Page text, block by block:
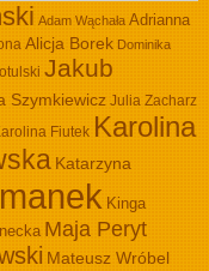
Adam Wąchała Adrianna
Alicja Borek Dominika
Jakub
Szymkiewicz Julia Zacharz
Fiutek Karolina
Katarzyna
Kinga
Maja Peryt
Mateusz Wróbel